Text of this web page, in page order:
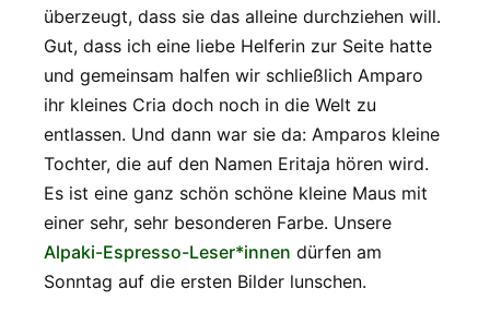
überzeugt, dass sie das alleine durchziehen will.
Gut, dass ich eine liebe Helferin zur Seite hatte
und gemeinsam halfen wir schließlich Amparo
ihr kleines Cria doch noch in die Welt zu
entlassen. Und dann war sie da: Amparos kleine
Tochter, die auf den Namen Eritaja hören wird.
Es ist eine ganz schön schöne kleine Maus mit
einer sehr, sehr besonderen Farbe. Unsere
Alpaki-Espresso-Leser*innen dürfen am
Sonntag auf die ersten Bilder lunschen.